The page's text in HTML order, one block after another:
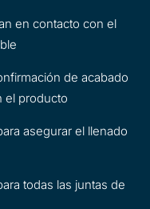
en contacto con el
de acabado
el producto
asegurar el llenado
todas las juntas de